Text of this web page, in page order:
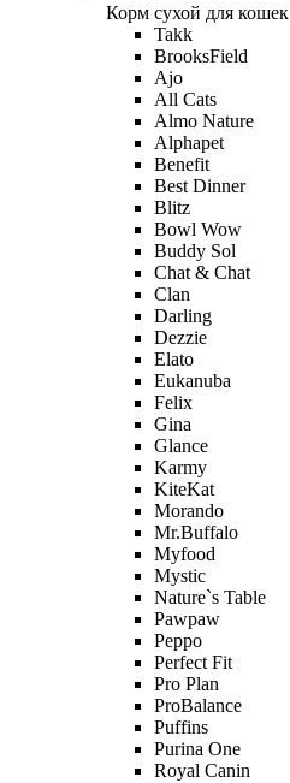
Корм сухой для кошек
Takk
BrooksField
Ajo
All Cats
Almo Nature
Alphapet
Benefit
Best Dinner
Blitz
Bowl Wow
Buddy Sol
Chat & Chat
Clan
Darling
Dezzie
Elato
Eukanuba
Felix
Gina
Glance
Karmy
KiteKat
Morando
Mr.Buffalo
Myfood
Mystic
Nature`s Table
Pawpaw
Peppo
Perfect Fit
Pro Plan
ProBalance
Puffins
Purina One
Royal Canin